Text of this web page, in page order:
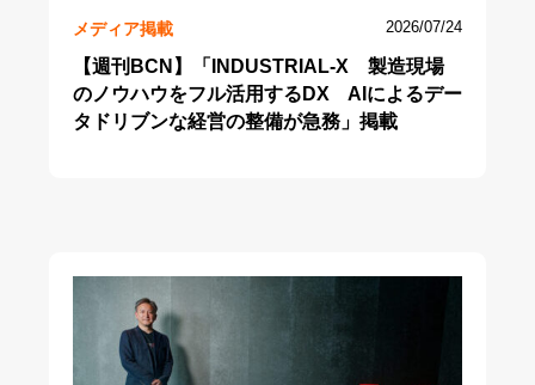
メディア掲載 2026/07/24
【週刊BCN】「INDUSTRIAL-X 製造現場
のノウハウをフル活用するDX AIによるデー
タドリブンな経営の整備が急務」掲載